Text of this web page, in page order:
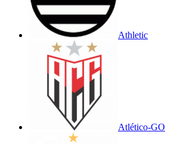
Athletic
Atlético-GO